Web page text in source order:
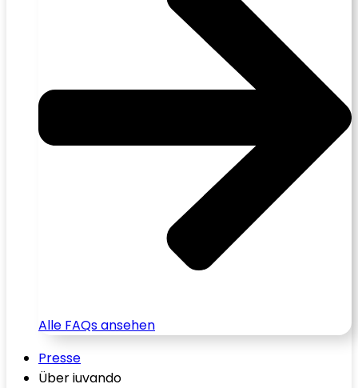
Alle FAQs ansehen
Presse
Über iuvando